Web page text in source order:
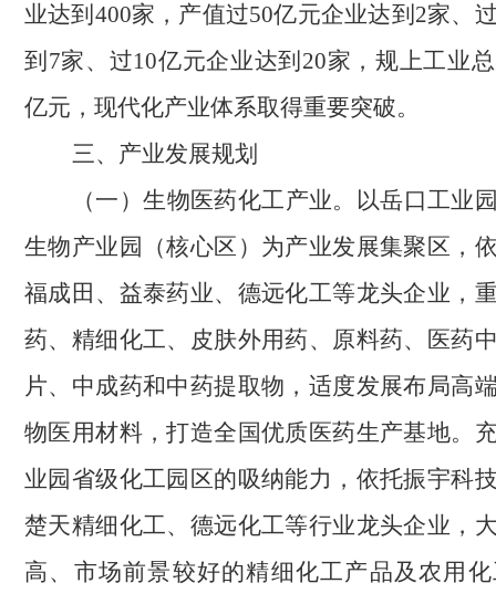
业达到400家，产值过50亿元企业达到2家、
到7家、过10亿元企业达到20家，规上工业
亿元，现代化产业体系取得重要突破。
三、产业发展规划
（一 ）生物医药化工产业。
以岳口工业
生物产业园（核心区）为产业发展集聚区，
福成田、益泰药业、德远化工等龙头企业，
药、精细化工、皮肤外用药、原料药、医药
片、中成药和中药提取物，适度发展布局高
物医用材料，打造全国优质医药生产基地。
业园省级化工园区的吸纳能力，依托振宇科
楚天精细化工、德远化工等行业龙头企业，
高、市场前景较好的精细化工产品及农用